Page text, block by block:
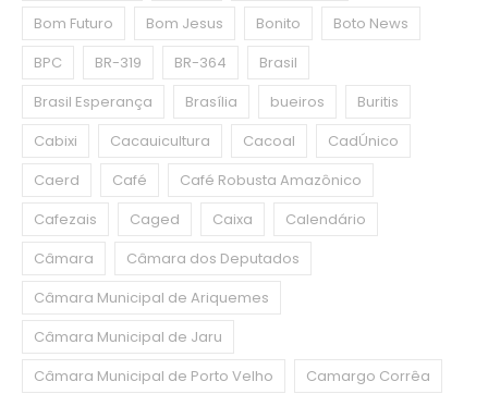
Bom Futuro
Bom Jesus Bonito
Boto News
BPC
BR-319 BR-364
Brasil
Brasil Esperança
Brasília bueiros
Buritis
Cabixi
Cacauicultura Cacoal
CadÚnico
Caerd
Café
Café Robusta Amazônico
Cafezais
Caged Caixa
Calendário
Câmara
Câmara dos Deputados
Câmara Municipal de Ariquemes
Câmara Municipal de Jaru
Câmara Municipal de Porto Velho
Camargo Corrêa